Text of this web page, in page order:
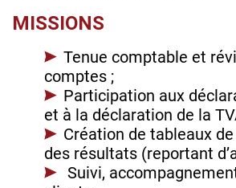
MISSIONS
Tenue comptable et
comptes ;
Participation aux
et à la déclaration de la
Création de tableaux
des résultats (reportant
Suivi,